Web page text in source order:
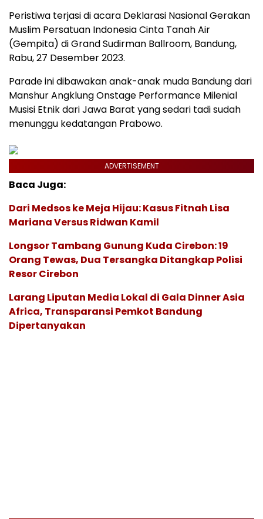
Peristiwa terjasi di acara Deklarasi Nasional Gerakan
Muslim Persatuan Indonesia Cinta Tanah Air
(Gempita) di Grand Sudirman Ballroom, Bandung,
Rabu, 27 Desember 2023.
Parade ini dibawakan anak-anak muda Bandung dari
Manshur Angklung Onstage Performance Milenial
Musisi Etnik dari Jawa Barat yang sedari tadi sudah
menunggu kedatangan Prabowo.
ADVERTISEMENT
Baca Juga:
Dari Medsos ke Meja Hijau: Kasus Fitnah Lisa
Mariana Versus Ridwan Kamil
Longsor Tambang Gunung Kuda Cirebon: 19
Orang Tewas, Dua Tersangka Ditangkap Polisi
Resor Cirebon
Larang Liputan Media Lokal di Gala Dinner Asia
Africa, Transparansi Pemkot Bandung
Dipertanyakan